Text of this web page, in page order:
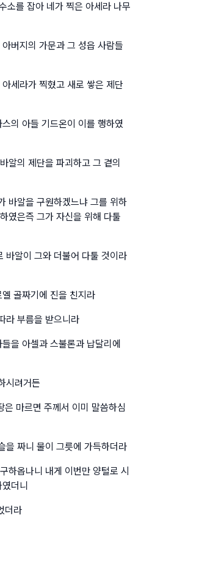
소를 잡아 네가 찍은 아세라 나무
버지의 가문과 그 성읍 사람들
세라가 찍혔고 새로 쌓은 제단
의 아들 기드온이 이를 행하였
알의 제단을 파괴하고 그 곁의
바알을 구원하겠느냐 그를 위하
였은즉 그가 자신을 위해 다툴
바알이 그와 더불어 다툴 것이라
골짜기에 진을 친지라
라 부름을 받으니라
을 아셀과 스불론과 납달리에
시려거든
마르면 주께서 이미 말씀하심
을 짜니 물이 그릇에 가득하더라
하옵나니 내게 이번만 양털로 시
더니
더라